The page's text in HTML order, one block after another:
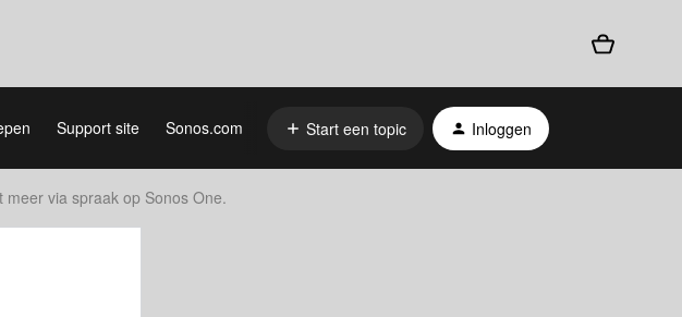
Support site Sonos.com Start een topic Inloggen
meer via spraak op Sonos One.